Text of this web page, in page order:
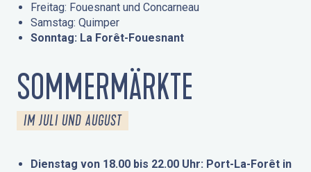
Freitag: Fouesnant und Concarneau
Samstag: Quimper
Sonntag: La Forêt-Fouesnant
SOMMERMÄRKTE
IM JULI UND AUGUST
Dienstag von 18.00 bis 22.00 Uhr: Port-La-Forêt in